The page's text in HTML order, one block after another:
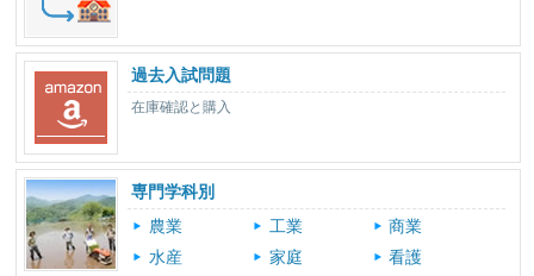
過去入試問題
在庫確認と購入
専門学科別
農業
工業
商業
水産
家庭
看護